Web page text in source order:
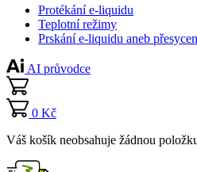
Protékání e-liquidu
Teplotní režimy
Prskání e-liquidu aneb
AI průvodce
0 Kč
Váš košík neobsahuje žádnou